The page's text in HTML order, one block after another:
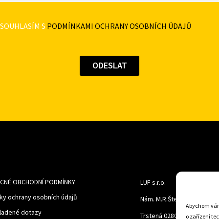
Abychom
o zařízení
SOUHLASÍM S PODMÍNKAMI OCHRANY OSOBNÍCH ÚDAJŮ
OBCHODNÍ PODMÍNKY
ochrany osobních údajů
dotazy
LUF s.r.o.
Nám. M.R.Štefanika 518,
Trstená 02801